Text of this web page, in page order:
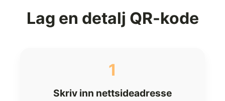
Lag en detalj QR-kode
1
Skriv inn nettsideadresse